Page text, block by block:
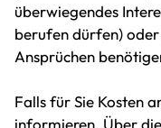
überwiegendes
berufen dürfen)
Ansprüchen
Falls für Sie Kosten
informieren. Über